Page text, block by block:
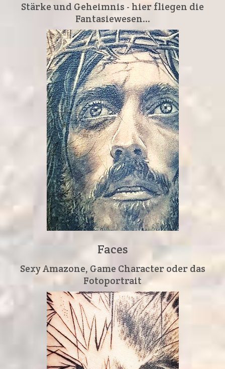
Stärke und Geheimnis - hier fliegen die
Fantasiewesen...
Faces
Sexy Amazone, Game Character oder das
Fotoportrait